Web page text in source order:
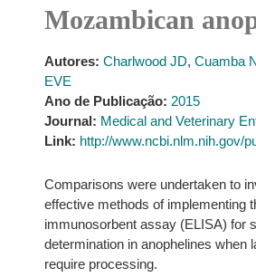
Mozambican
Autores: Charlwood JD, Cuamba
EVE
Ano de Publicação: 2015
Journal: Medical and Veterinary
Link: http://www.ncbi.nlm.nih.gov/
Comparisons were undertaken to
effective methods of implementing
immunosorbent assay (ELISA) for
determination in anophelines when
require processing.